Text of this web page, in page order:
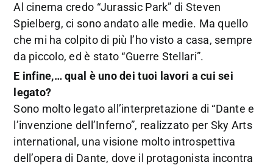
Al cinema credo “Jurassic Park” di Steven
Spielberg, ci sono andato alle medie. Ma quello
che mi ha colpito di più l’ho visto a casa, sempre
da piccolo, ed è stato “Guerre Stellari”.
E infine,… qual è uno dei tuoi lavori a cui sei
legato?
Sono molto legato all’interpretazione di “Dante e
l’invenzione dell’Inferno”, realizzato per Sky Arts
international, una visione molto introspettiva
dell’opera di Dante, dove il protagonista incontra